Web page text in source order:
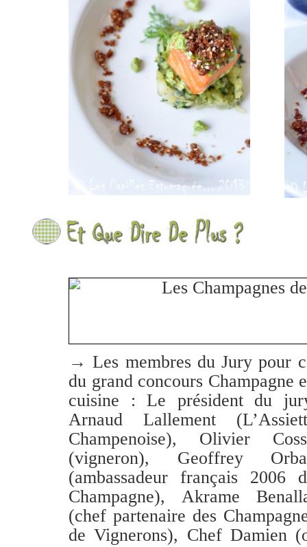
→ Les membres du Jury pour
du grand concours Champagne
cuisine : Le président du
Arnaud Lallement
Champenoise), Olivier
(vigneron), Geoffrey
(ambassadeur français 2006
Champagne), Akrame
(chef partenaire des
de Vignerons), Chef Damien